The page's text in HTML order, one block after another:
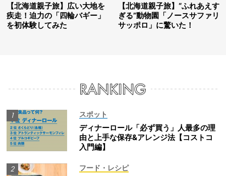
【北海道親子旅】広い大地を
疾走！迫力の「四輪バギー」
を初体験してみた
【北海道親子旅】“ふれあえす
ぎる”動物園「ノースサファリ
サッポロ」に驚いた！
スポット
ディナーロール「必ず買う」人最多の理
由と上手な保存&アレンジ法【コストコ
入門編】
フード・レシピ